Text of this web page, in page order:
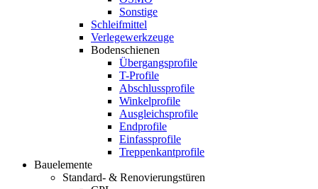
Sonstige
Schleifmittel
Verlegewerkzeuge
Bodenschienen
Übergangsprofile
T-Profile
Abschlussprofile
Winkelprofile
Ausgleichsprofile
Endprofile
Einfassprofile
Treppenkantprofile
Bauelemente
Standard- & Renovierungstüren